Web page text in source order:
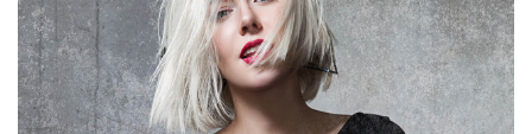
(1783 Overlays)
Large 6000*4000px
Descarga gratis